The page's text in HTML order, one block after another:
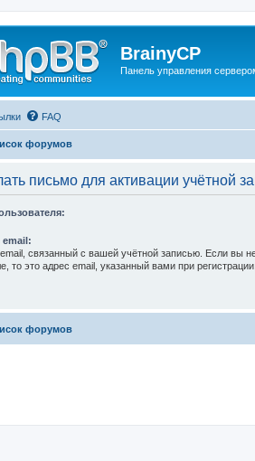
BrainyCP
Панель управления
FAQ
форумов
письмо для активации учётной
email:
связанный с вашей учётной записью. Если вы
то это адрес email, указанный вами при регистрации.
форумов